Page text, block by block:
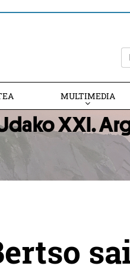
MULTIMEDIA